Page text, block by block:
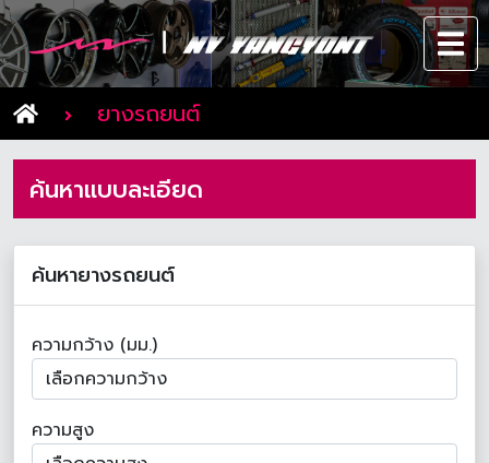
ยางรถยนต์
ค้นหาแบบละเอียด
ค้นหายางรถยนต์
ความกว้าง (มม.)
ความสูง